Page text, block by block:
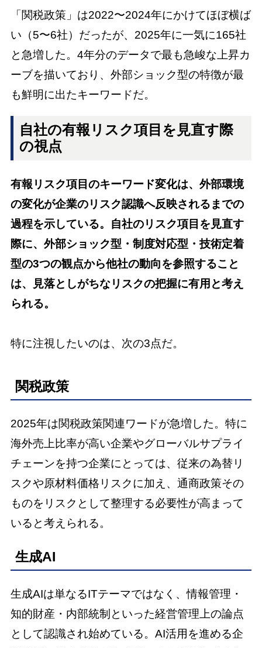
「関税政策」は2022〜2024年にかけてほぼ横ば
い（5〜6社）だったが、2025年に一気に165社
と急増した。4年分のデータで最も急峻な上昇カ
ーブを描いており、外部ショック型の特徴が最
も鮮明に出たキーワードだ。
自社の有報リスク項目を見直す際
の視点
有報リスク項目のキーワード変化は、外部環境
の変化が企業のリスク認識へ反映されるまでの
過程を示している。自社のリスク項目を見直す
際に、外部ショック型・制度対応型・技術定着
型の3つの観点から他社の動向を参照すること
は、見落としがちなリスクの把握に有用と考え
られる。
特に注視したいのは、次の3点だ。
関税政策
2025年は関税政策関連ワードが急増した。特に
海外売上比率が高い企業やグローバルサプライ
チェーンを持つ企業にとっては、従来の為替リ
スクや原材料価格リスクに加え、通商政策その
ものをリスクとして整理する必要性が高まって
いると考えられる。
生成AI
生成AIは単なるITテーマではなく、情報管理・
知的財産・内部統制といった経営管理上の論点
として認識され始めている。AI活用を進める企